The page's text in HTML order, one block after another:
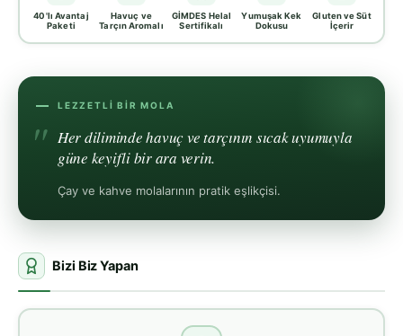
40'lı Avantaj
Paketi
Havuç ve
Tarçın Aromalı
GİMDES Helal
Sertifikalı
Yumuşak Kek
Dokusu
Gluten ve Süt
İçerir
LEZZETLI BIR MOLA
Her diliminde havuç ve tarçının sıcak uyumuyla
güne keyifli bir ara verin.
Çay ve kahve molalarının pratik eşlikçisi.
Bizi Biz Yapan